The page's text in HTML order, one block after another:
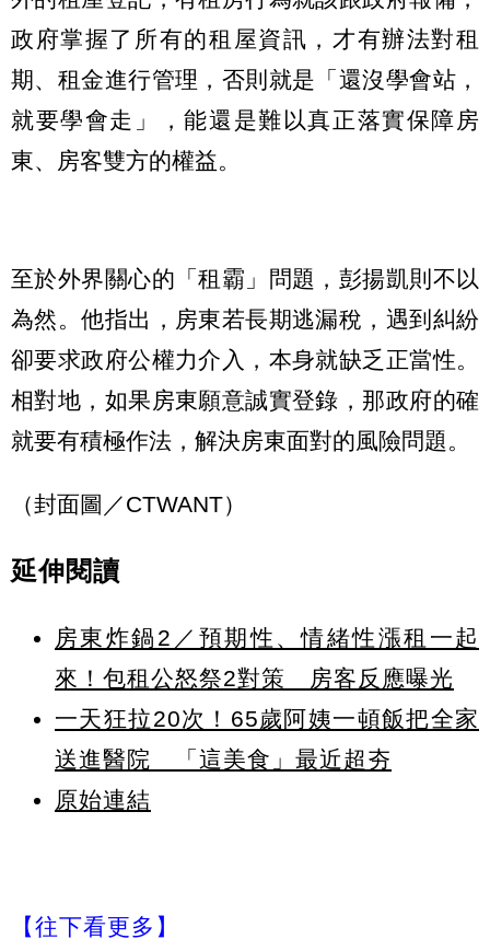
政府掌握了所有的租屋資訊，才有辦法對租
期、租金進行管理，否則就是「還沒學會站，
就要學會走」，能還是難以真正落實保障房
東、房客雙方的權益。
至於外界關心的「租霸」問題，彭揚凱則不以
為然。他指出，房東若長期逃漏稅，遇到糾紛
卻要求政府公權力介入，本身就缺乏正當性。
相對地，如果房東願意誠實登錄，那政府的確
就要有積極作法，解決房東面對的風險問題。
（封面圖／CTWANT）
延伸閱讀
房東炸鍋2／預期性、情緒性漲租一起
來！包租公怒祭2對策 房客反應曝光
一天狂拉20次！65歲阿姨一頓飯把全家
送進醫院 「這美食」最近超夯
原始連結
【往下看更多】